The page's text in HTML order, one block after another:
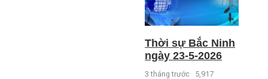
Thời sự Bắc Ninh
ngày 23-5-2026
3 tháng trước 5,917